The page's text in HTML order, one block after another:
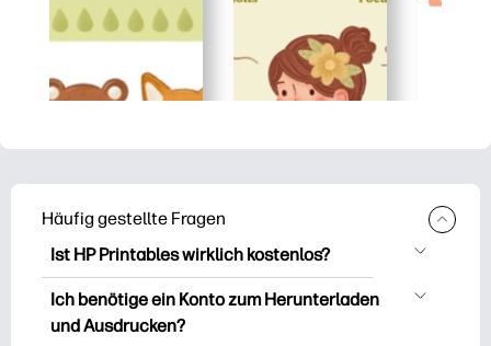
Häufig gestellte Fragen
Ist HP Printables wirklich kostenlos?
HP Printables bietet über 2.500
kostenlose Vorlagen zum Herunterladen
Ich benötige ein Konto zum Herunterladen
und Ausdrucken?